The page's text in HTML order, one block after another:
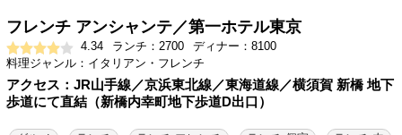
フレンチ アンシャンテ／第一ホテル東京
4.34 ランチ：2700
ディナー：8100
料理ジャンル：イタリアン・フレンチ
アクセス：JR山手線／京浜東北線／東海道線／横須賀 新橋 地下
歩道にて直結（新橋内幸町地下歩道D出口）